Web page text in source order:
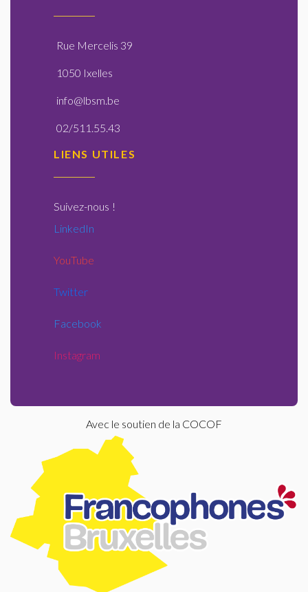
Rue Mercelis 39
1050 Ixelles
info@lbsm.be
02/511.55.43
LIENS UTILES
Suivez-nous !
LinkedIn
YouTube
Twitter
Facebook
Instagram
Avec le soutien de la COCOF